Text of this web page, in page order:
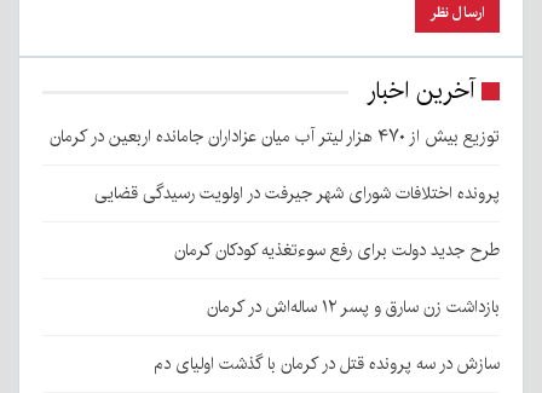
آخرین اخبار
توزیع بیش از ۴۷۰ هزار لیتر آب میان عزاداران جامانده اربعین در کرمان
پرونده اختلافات شورای شهر جیرفت در اولویت رسیدگی قضایی
طرح جدید دولت برای رفع سوءتغذیه کودکان کرمان
بازداشت زن سارق و پسر ۱۲ ساله‌اش در کرمان
سازش در سه پرونده قتل در کرمان با گذشت اولیای دم